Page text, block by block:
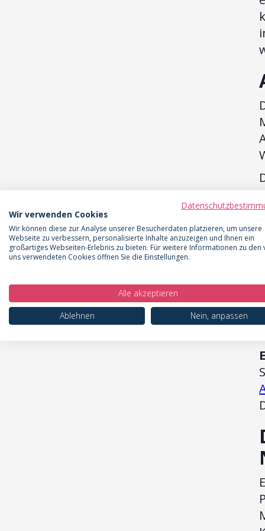
Wir verwenden Cookies
Wir können diese zur Analyse unserer Besucherdaten platzieren, um unsere
Webseite zu verbessern, personalisierte Inhalte anzuzeigen und Ihnen ein
großartiges Webseiten-Erlebnis zu bieten. Für weitere Informationen zu den
uns verwendeten Cookies öffnen Sie die Einstellungen.
Alle akzeptieren
Ablehnen
Nein, anpassen